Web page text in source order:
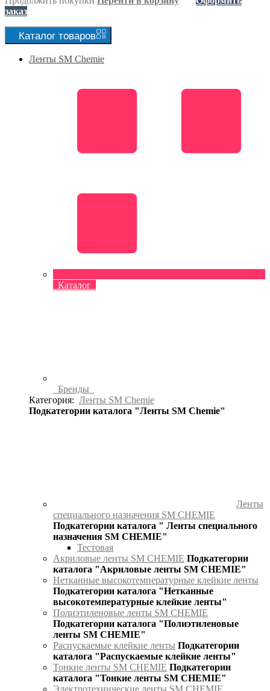
заказ
Каталог товаров
Ленты SM Chemie
Каталог
Бренды
Категория: Ленты SM Chemie
Подкатегории каталога "Ленты SM Chemie"
Ленты
специального назначения SM CHEMIE
Подкатегории каталога " Ленты специального
назначения SM CHEMIE"
Тестовая
Акриловые ленты SM CHEMIE Подкатегории
каталога "Акриловые ленты SM CHEMIE"
Нетканные высокотемпературные клейкие ленты
Подкатегории каталога "Нетканные
высокотемпературные клейкие ленты"
Полиэтиленовые ленты SM CHEMIE
Подкатегории каталога "Полиэтиленовые
ленты SM CHEMIE"
Распускаемые клейкие ленты Подкатегории
каталога "Распускаемые клейкие ленты"
Тонкие ленты SM CHEMIE Подкатегории
каталога "Тонкие ленты SM CHEMIE"
Электротехнические ленты SM CHEMIE